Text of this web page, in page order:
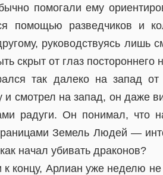
помогали ему
помощью разведчиков и
руководствуясь лишь
скрыт от глаз постороннего
так далеко на запад
смотрел на запад, он даже
радуги. Он понимал, что
Земель Людей —
начал убивать драконов?
концу, Арлиан уже неделю не